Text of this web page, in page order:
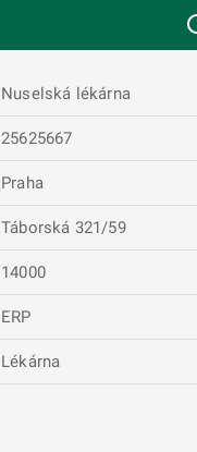
Nuselská lékárna
25625667
Praha
Táborská 321/59
14000
ERP
Lékárna